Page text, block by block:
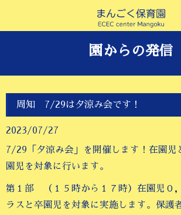
園からの発信
周知 7/29は夕涼み会です！
2023/07/27
7/29「夕涼み会」を開催します！在園児
園児を対象に行います。
第１部 （１５時から１７時）在園児０
ラスと卒園児を対象に実施します。保護